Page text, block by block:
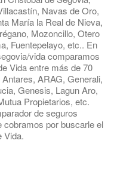
Navas de Oro,
María la Real de Nieva,
Mozoncillo, Otero
Fuentepelayo, etc.. En
vida comparamos
Vida entre más de 70
ARAG, Generali,
Genesis, Lagun Aro,
Propietarios, etc.
de seguros
cobramos por buscarle el
Vida.